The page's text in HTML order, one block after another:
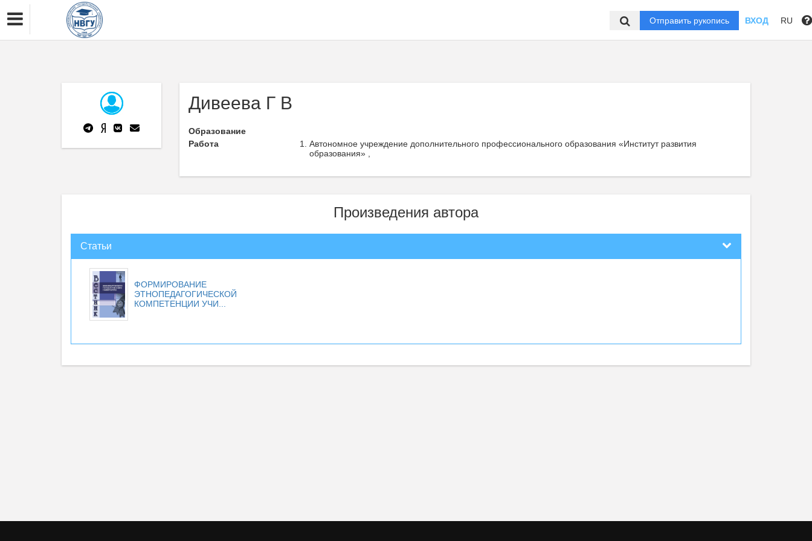
Отправить рукопись ВХОД RU
Дивеева Г В
Образование
Работа
Автономное учреждение дополнительного профессионального образования «Институт развития
образования» ,
Произведения автора
Статьи
ФОРМИРОВАНИЕ
ЭТНОПЕДАГОГИЧЕСКОЙ
КОМПЕТЕНЦИИ УЧИ...